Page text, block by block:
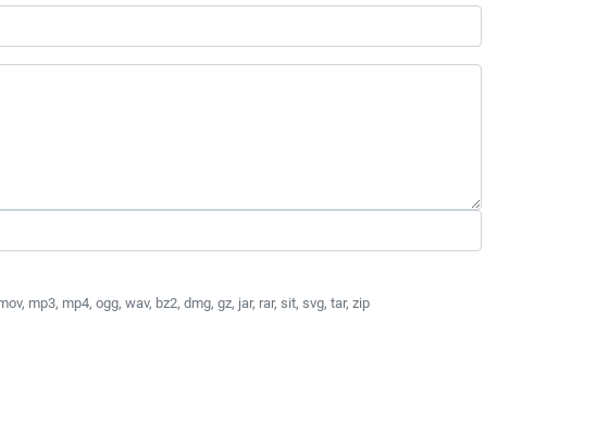
mp3, mp4, ogg, wav, bz2, dmg, gz, jar, rar, sit, svg, tar, zip